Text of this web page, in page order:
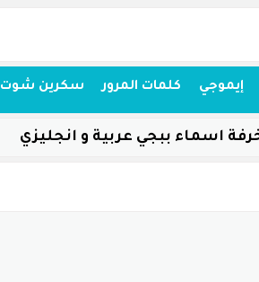
إيموجي كلمات المرور سكرين شوت
اسماء ببجي عربية و انجليزي